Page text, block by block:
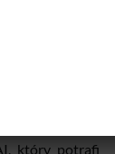
aspekcie,
który potrafi